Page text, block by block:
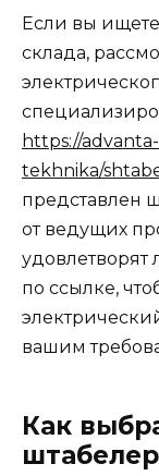
Если вы
склада,
https://
tekhnika/
представлен
от ведущих
удовлетворят
по ссылке,
вашим
Как